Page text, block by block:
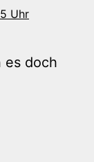
Uhr
es doch